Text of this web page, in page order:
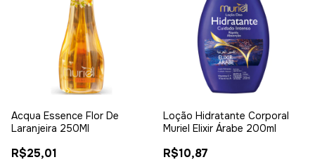
Acqua Essence Flor De
Laranjeira 250Ml
R$25,01
Loção Hidratante Corporal
Muriel Elixir Árabe 200ml
R$10,87